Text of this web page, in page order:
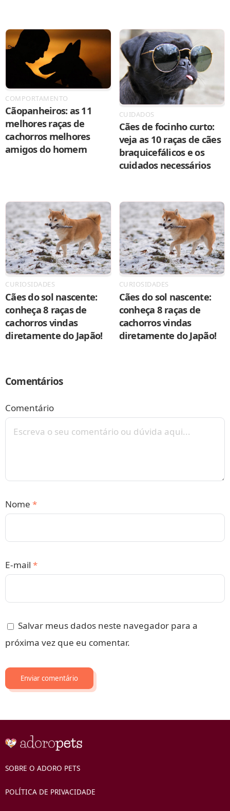
COMPORTAMENTO
Cãopanheiros: as 11
melhores raças de
cachorros melhores
amigos do homem
CUIDADOS
Cães de focinho curto:
veja as 10 raças de cães
braquicefálicos e os
cuidados necessários
CURIOSIDADES
Cães do sol nascente:
conheça 8 raças de
cachorros vindas
diretamente do Japão!
CURIOSIDADES
Cães do sol nascente:
conheça 8 raças de
cachorros vindas
diretamente do Japão!
Comentários
Comentário
Nome *
E-mail *
Salvar meus dados neste navegador para a
próxima vez que eu comentar.
SOBRE O ADORO PETS
POLÍTICA DE PRIVACIDADE